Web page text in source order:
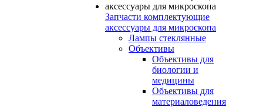
Запчасти комплектующие
аксессуары для микроскопа
Лампы стеклянные
Объективы
Объективы для
биологии и
медицины
Объективы для
материаловедения